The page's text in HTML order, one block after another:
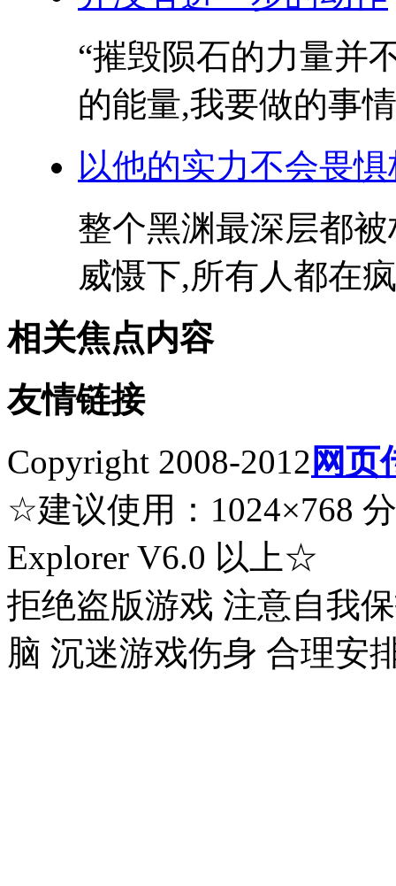
“摧毁陨石的力量并
的能量,我要做的事
以他的实力不会畏
整个黑渊最深层都
威慑下,所有人都在
相关焦点内容
友情链接
Copyright 2008-2012 网页
☆建议使用：1024×768
Explorer V6.0 以上☆
拒绝盗版游戏 注意自我
脑 沉迷游戏伤身 合理安